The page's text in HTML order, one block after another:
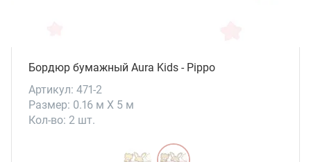
Бордюр бумажный Aura Kids - Pippo
Артикул: 471-2
Размер: 0.16 м X 5 м
Кол-во: 2 шт.